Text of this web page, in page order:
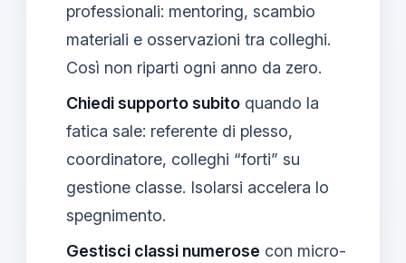
professionali: mentoring, scambio
materiali e osservazioni tra colleghi.
Così non riparti ogni anno da zero.
Chiedi supporto subito quando la
fatica sale: referente di plesso,
coordinatore, colleghi “forti” su
gestione classe. Isolarsi accelera lo
spegnimento.
Gestisci classi numerose con micro-